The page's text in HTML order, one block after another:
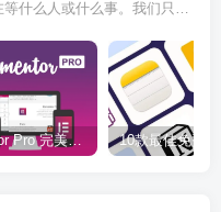
有时候，我们并不是在等什么人或什么事。我们只是在静待岁月改变自己
Elementor Pro 完美汉化中文版（含全套模板）|可视化编辑页面自定义设计WordPress插件